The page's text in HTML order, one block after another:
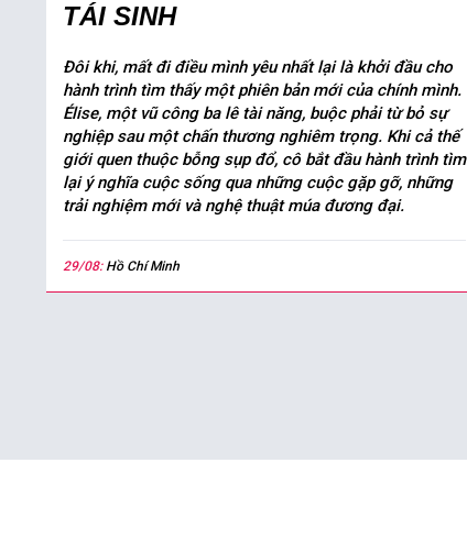
TÁI SINH
Đôi khi, mất đi điều mình yêu nhất lại là khởi đầu cho
hành trình tìm thấy một phiên bản mới của chính mình.
Élise, một vũ công ba lê tài năng, buộc phải từ bỏ sự
nghiệp sau một chấn thương nghiêm trọng. Khi cả thế
giới quen thuộc bỗng sụp đổ, cô bắt đầu hành trình tìm
lại ý nghĩa cuộc sống qua những cuộc gặp gỡ, những
trải nghiệm mới và nghệ thuật múa đương đại.
29/08: Hồ Chí Minh